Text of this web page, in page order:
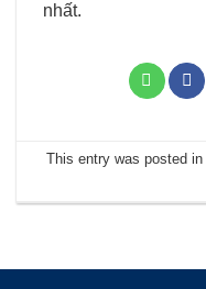
nhất.
This entry was posted in